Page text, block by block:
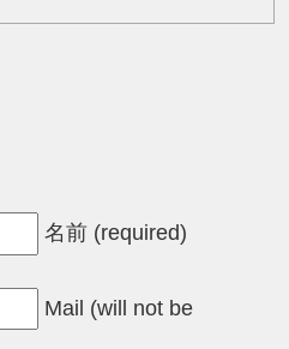
名前 (required)
Mail (will not be